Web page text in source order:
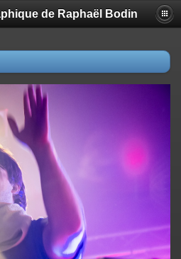
de Raphaël Bodin